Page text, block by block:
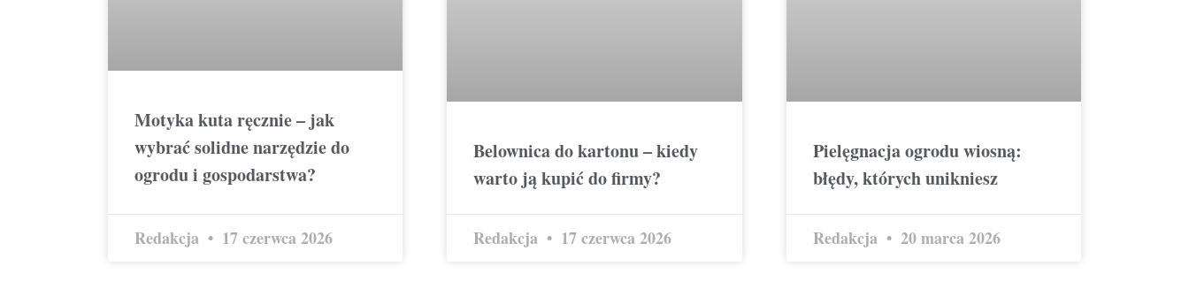
Motyka kuta ręcznie – jak
wybrać solidne narzędzie do
ogrodu i gospodarstwa?
Redakcja 17 czerwca 2026
Belownica do kartonu – kiedy
warto ją kupić do firmy?
Redakcja 17 czerwca 2026
Pielęgnacja ogrodu wiosną:
błędy, których unikniesz
Redakcja 20 marca 2026